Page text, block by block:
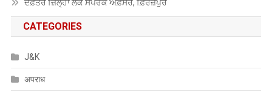
ਦਫ਼ਤਰ ਜ਼ਿਲ੍ਹਾ ਲੋਕ ਸੰਪਰਕ ਅਫ਼ਸਰ, ਫ਼ਿਰੋਜ਼ਪੁਰ
CATEGORIES
J&K
अपराध